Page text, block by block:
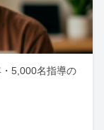
5,000名指導の